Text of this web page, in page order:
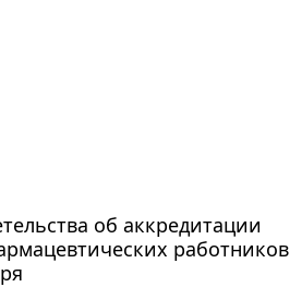
об аккредитации
работников